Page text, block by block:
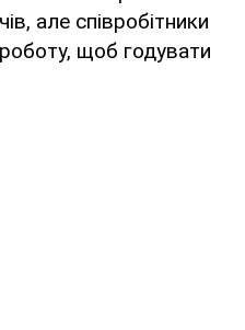
але співробітники
щоб годувати